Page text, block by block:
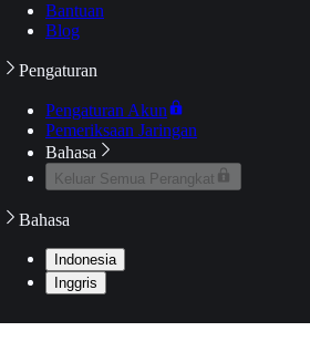
Bantuan
Blog
Pengaturan
Pengaturan Akun
Pemeriksaan Jaringan
Bahasa
Keluar Semua Perangkat
Bahasa
Indonesia
Inggris